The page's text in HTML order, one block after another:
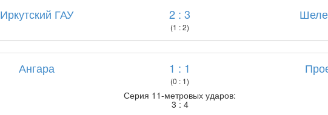
Иркутский ГАУ 2 : 3
(1 : 2)
Ангара 1 : 1
(0 : 1)
Серия 11-метровых ударов:
3 : 4